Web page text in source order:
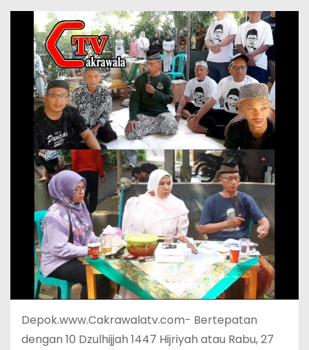
Depok.www.Cakrawalatv.com- Bertepatan
dengan 10 Dzulhijjah 1447 Hijriyah atau Rabu, 27